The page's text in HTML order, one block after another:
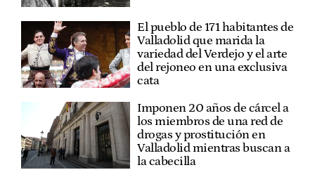
El pueblo de 171 habitantes de
Valladolid que marida la
variedad del Verdejo y el arte
del rejoneo en una exclusiva
cata
Imponen 20 años de cárcel a
los miembros de una red de
drogas y prostitución en
Valladolid mientras buscan a
la cabecilla